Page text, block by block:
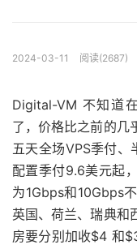
2024-03-11 阅读(2687)
Digital-VM 不知道
了，价格比之前的几
五天全场VPS季付
配置季付9.6美元起
为1Gbps和10Gbps
英国、荷兰、瑞典和
房要分别加收$4 和